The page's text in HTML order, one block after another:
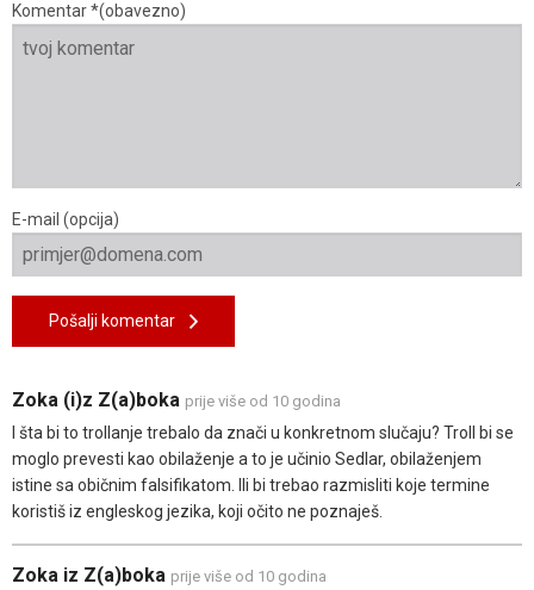
Komentar *(obavezno)
E-mail (opcija)
Pošalji komentar
Zoka (i)z Z(a)boka prije više od 10 godina
I šta bi to trollanje trebalo da znači u konkretnom slučaju? Troll bi se
moglo prevesti kao obilaženje a to je učinio Sedlar, obilaženjem
istine sa običnim falsifikatom. Ili bi trebao razmisliti koje termine
koristiš iz engleskog jezika, koji očito ne poznaješ.
Zoka iz Z(a)boka prije više od 10 godina